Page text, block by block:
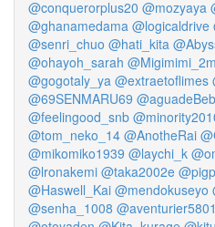
@conquerorplus20 @mozyaya
@ghanamedama @logicaldrive
@senri_chuo @hati_kita
@ohayoh_sarah
@gogotaly_ya @extraetoflimes
@69SENMARU69
@feelingood_snb
@tom_neko_14 @AnotheRai
@mikomiko1939 @laychi_k
@lronakemi @taka2002e
@Haswell_Kai @mendokuseyo
@senha_1008 @aventurier5801